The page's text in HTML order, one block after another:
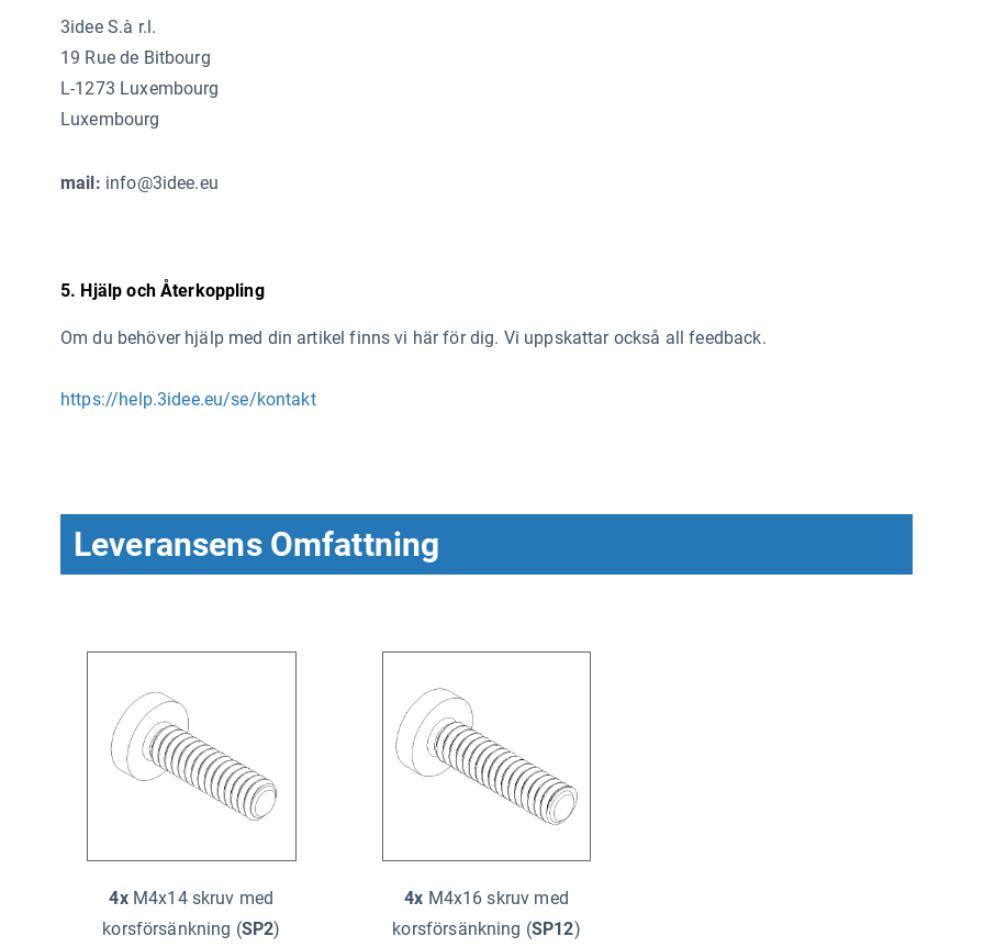
3idee S.à r.l.
19 Rue de Bitbourg
L-1273 Luxembourg
Luxembourg
mail: info@3idee.eu
5. Hjälp och Återkoppling
Om du behöver hjälp med din artikel finns vi här för dig. Vi uppskattar också all feedback.
https://help.3idee.eu/se/kontakt
Leveransens Omfattning
4xM4x14 skruv med
korsförsänkning (SP2)
4x M4x16 skruv med
korsförsänkning (SP12)